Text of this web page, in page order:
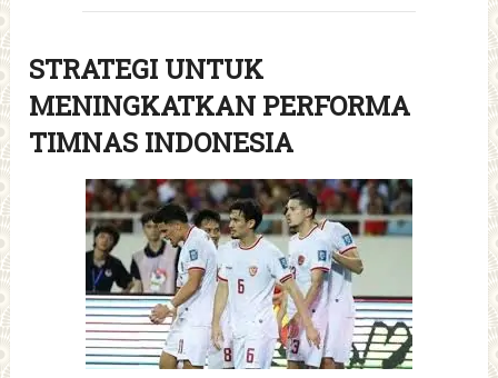
STRATEGI UNTUK
MENINGKATKAN PERFORMA
TIMNAS INDONESIA